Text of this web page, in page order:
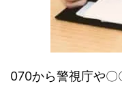
070から警視庁や